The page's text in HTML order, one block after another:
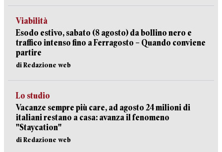
Viabilità
Esodo estivo, sabato (8 agosto) da bollino nero e
traffico intenso fino a Ferragosto – Quando conviene
partire
di Redazione web
Lo studio
Vacanze sempre più care, ad agosto 24 milioni di
italiani restano a casa: avanza il fenomeno
"Staycation"
di Redazione web